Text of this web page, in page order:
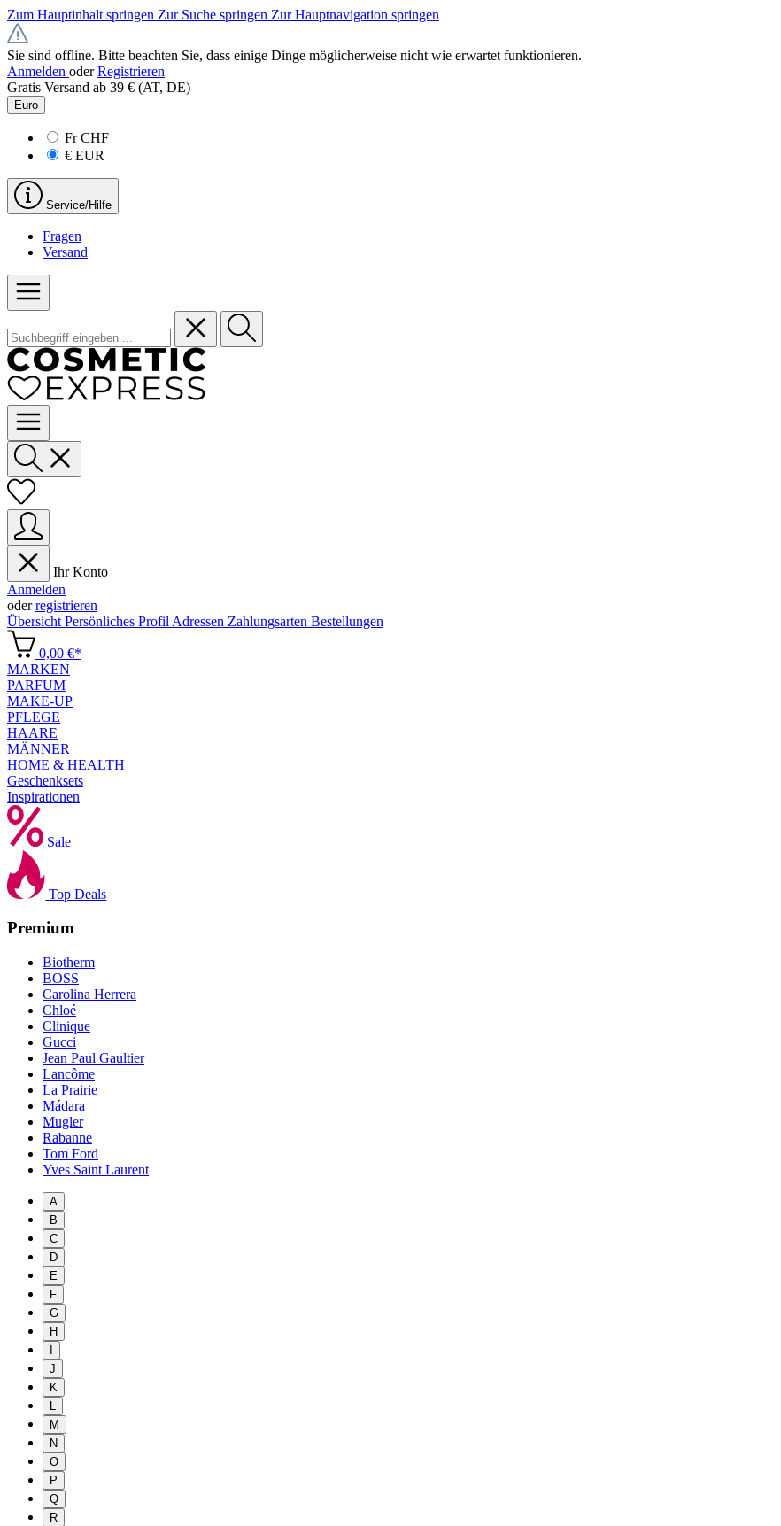
Zum Hauptinhalt springen Zur Suche springen Zur Hauptnavigation springen
Sie sind offline. Bitte beachten Sie, dass einige Dinge möglicherweise nicht wie erwartet funktionieren.
Anmelden oder Registrieren
Gratis Versand ab 39 € (AT, DE)
Euro
FrCHF
€ EUR
Service/Hilfe
Fragen
Versand
Ihr Konto
Anmelden
oderregistrieren
Übersicht Persönliches Profil Adressen Zahlungsarten Bestellungen
0,00 €*
MARKEN
PARFUM
MAKE-UP
PFLEGE
HAARE
MÄNNER
HOME & HEALTH
Geschenksets
Inspirationen
Sale
Top Deals
Premium
Biotherm
BOSS
Carolina Herrera
Chloé
Clinique
Gucci
Jean Paul Gaultier
Lancôme
La Prairie
Mádara
Mugler
Rabanne
Tom Ford
Yves Saint Laurent
A
B
C
D
E
F
G
H
J
K
L
M
N
O
P
Q
R